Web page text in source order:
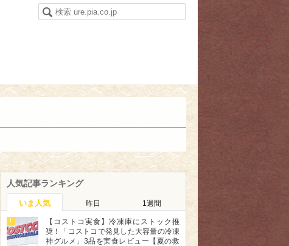
人気記事ランキング
いま人気 昨日 1週間
1
【コストコ実食】冷凍庫にストック推
奨！「コストコで発見した大容量の冷凍
神グルメ」3品を実食レビュー【夏の救